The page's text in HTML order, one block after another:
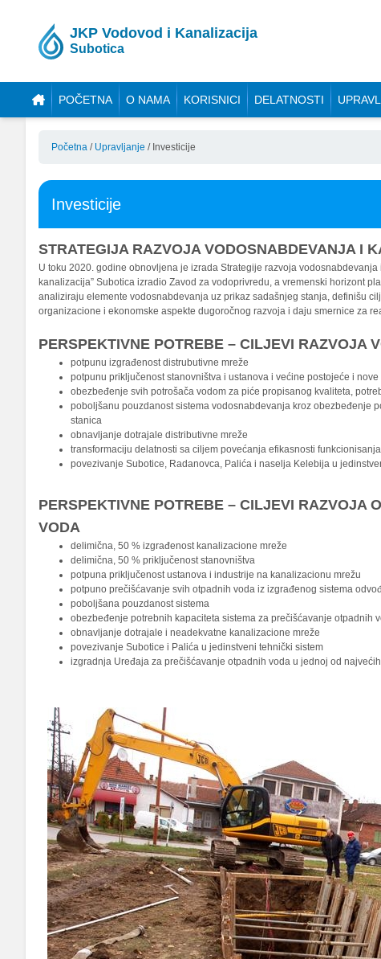
JKP Vodovod i Kanalizacija
Subotica
POČETNA O NAMA KORISNICI DELATNOSTI
Početna / Upravljanje / Investicije
Investicije
STRATEGIJA RAZVOJA VODOSNABDEVANJA I
U toku 2020. godine obnovljena je izrada Strategije razvoja
kanalizacija” Subotica izradio Zavod za vodoprivredu, a vremenski horizont
analiziraju elemente vodosnabdevanja uz prikaz sadašnjeg stanja, definišu
organizacione i ekonomske aspekte dugoročnog razvoja i daju smernice za
PERSPEKTIVNE POTREBE – CILJEVI RAZVOJA
potpunu izgrađenost distrubutivne mreže
potpunu priključenost stanovništva i ustanova i većine postojeće i
obezbeđenje svih potrošača vodom za piće propisanog kvaliteta,
poboljšanu pouzdanost sistema vodosnabdevanja kroz obezbeđenje
stanica
obnavljanje dotrajale distributivne mreže
transformaciju delatnosti sa ciljem povećanja efikasnosti
povezivanje Subotice, Radanovca, Palića i naselja Kelebija u
PERSPEKTIVNE POTREBE – CILJEVI RAZVOJA
VODA
delimična, 50 % izgrađenost kanalizacione mreže
delimična, 50 % priključenost stanovništva
potpuna priključenost ustanova i industrije na kanalizacionu mrežu
potpuno prečišćavanje svih otpadnih voda iz izgrađenog sistema
poboljšana pouzdanost sistema
obezbeđenje potrebnih kapaciteta sistema za prečišćavanje otpadnih
obnavljanje dotrajale i neadekvatne kanalizacione mreže
povezivanje Subotice i Palića u jedinstveni tehnički sistem
izgradnja Uređaja za prečišćavanje otpadnih voda u jednoj od